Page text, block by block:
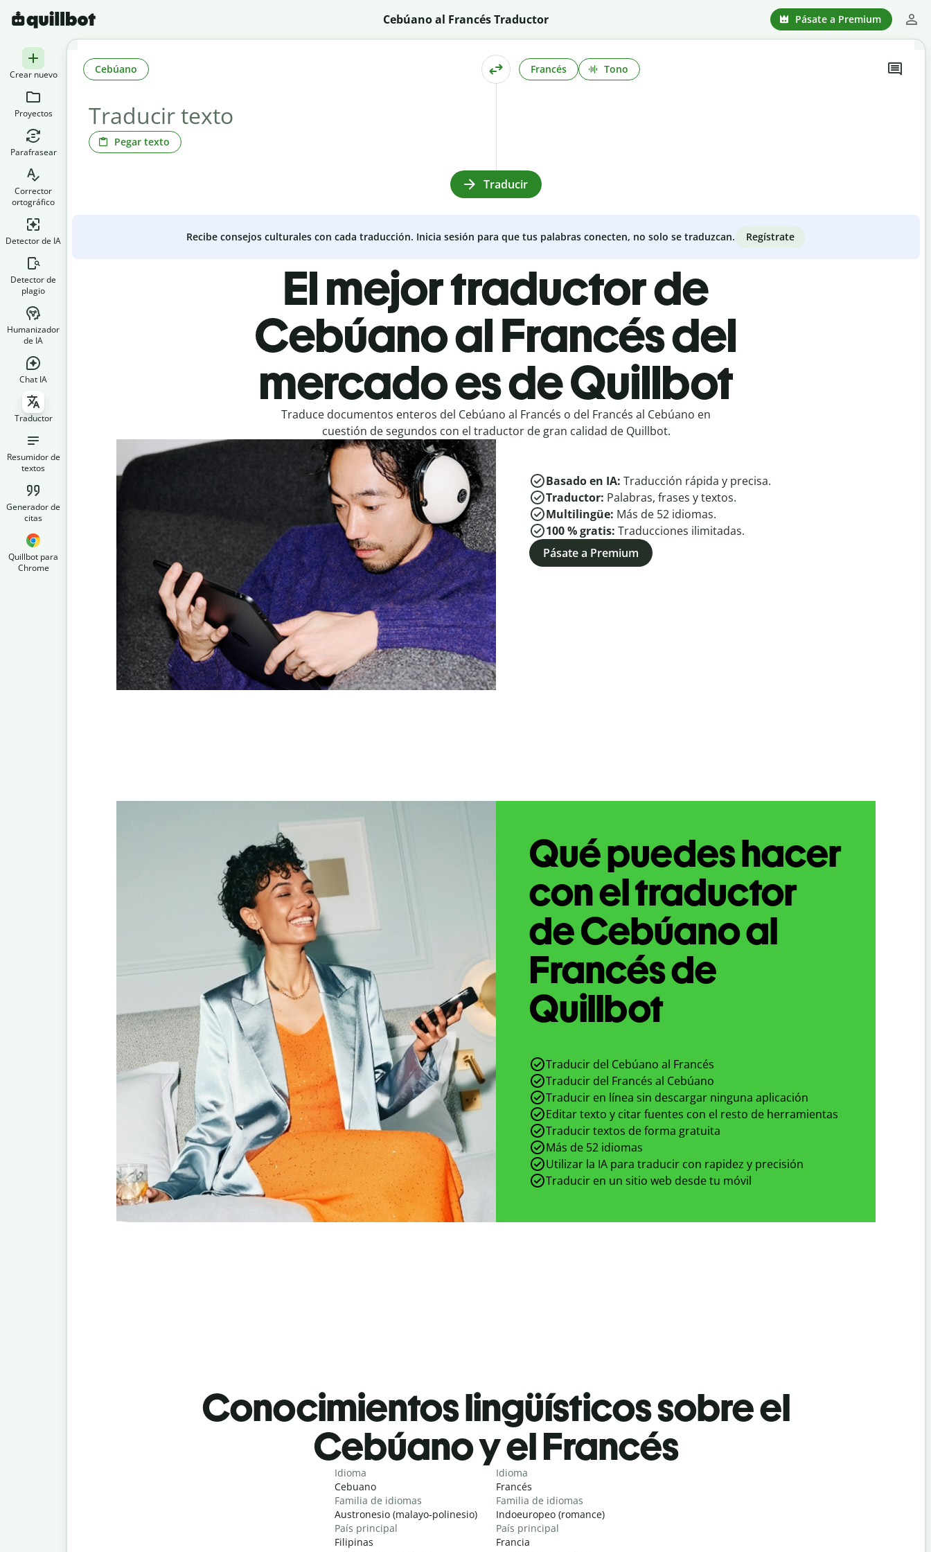
Cebúano al Francés Traductor Pásate a Premium
Crear nuevo
Proyectos
Parafrasear
Corrector
ortográfico
Detector de IA
Detector de
plagio
Humanizador
de IA
Chat IA
Traductor
Resumidor de
textos
Generador de
citas
Quillbot para
Chrome
Pegar texto
Cebúano Francés Tono
Traducir
Recibe consejos culturales con cada traducción. Inicia sesión para que tus palabras conecten, no solo se traduzcan. Regístrate
El mejor traductor de
Cebúano al Francés del
mercado es de Quillbot
Traduce documentos enteros del Cebúano al Francés o del Francés al Cebúano en
cuestión de segundos con el traductor de gran calidad de Quillbot.
Basado en IA: Traducción rápida y precisa.
Traductor: Palabras, frases y textos.
Multilingüe: Más de 52 idiomas.
100 % gratis: Traducciones ilimitadas.
Pásate a Premium
Qué puedes hacer
con el traductor
de Cebúano al
Francés de
Quillbot
Traducir del Cebúano al Francés
Traducir del Francés al Cebúano
Traducir en línea sin descargar ninguna aplicación
Editar texto y citar fuentes con el resto de herramientas
Traducir textos de forma gratuita
Más de 52 idiomas
Utilizar la IA para traducir con rapidez y precisión
Traducir en un sitio web desde tu móvil
Conocimientos lingüísticos sobre el
Cebúano y el Francés
Idioma
Cebuano
Familia de idiomas
Austronesio (malayo-polinesio)
País principal
Filipinas
Idioma
Francés
Familia de idiomas
Indoeuropeo (romance)
País principal
Francia